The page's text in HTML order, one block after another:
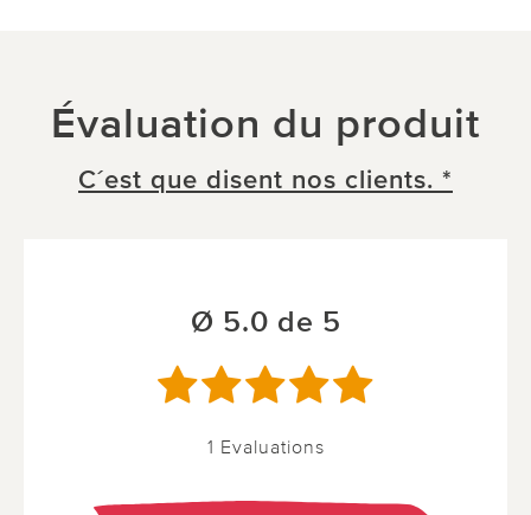
Évaluation du produit
C´est que disent nos clients. *
Ø 5.0 de 5
1 Evaluations